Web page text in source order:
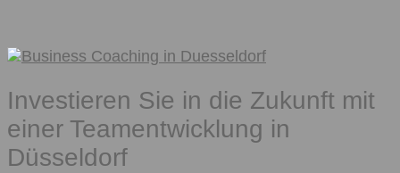
Investieren Sie in die Zukunft mit
einer Teamentwicklung in
Düsseldorf